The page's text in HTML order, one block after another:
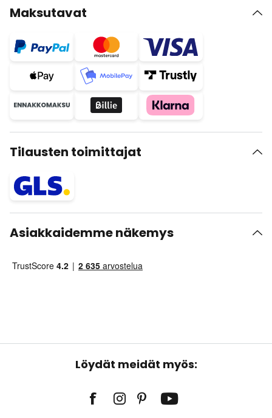
Maksutavat
Tilausten toimittajat
Asiakkaidemme näkemys
Löydät meidät myös: